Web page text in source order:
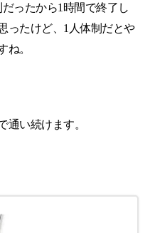
ったから1時間で終了し
ったけど、1人体制だとや
ね。
通い続けます。